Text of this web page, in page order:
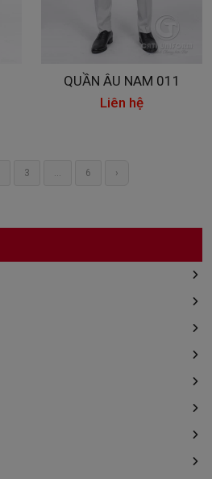
QUẦN ÂU NAM 011
Liên hệ
3 ... 6 ›